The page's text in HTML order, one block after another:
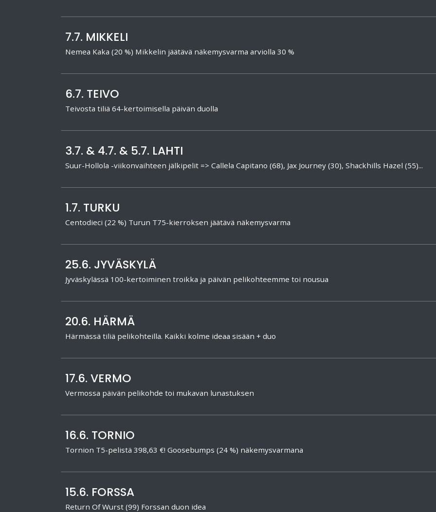
7.7. MIKKELI
Nemea Kaka (20 %) Mikkelin jäätävä näkemysvarma arviolla 30 %
6.7. TEIVO
Teivosta tiliä 64-kertoimisella päivän duolla
3.7. & 4.7. & 5.7. LAHTI
Suur-Hollola -viikonvaihteen jälkipelit => Callela Capitano (68), Jax Journey (30), Shackhills Hazel (55)...
1.7. TURKU
Centodieci (22 %) Turun T75-kierroksen jäätävä näkemysvarma
25.6. JYVÄSKYLÄ
Jyväskylässä 100-kertoiminen troikka ja päivän pelikohteemme toi nousua
20.6. HÄRMÄ
Härmässä tiliä pelikohteilla. Kaikki kolme ideaa sisään + duo
17.6. VERMO
Vermossa päivän pelikohde toi mukavan lunastuksen
16.6. TORNIO
Tornion T5-pelistä 398,63 €! Goosebumps (24 %) näkemysvarmana
15.6. FORSSA
Return Of Wurst (99) Forssan duon idea